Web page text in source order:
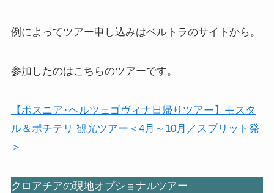
例によってツアー申し込みはベルトラのサイトから。
参加したのはこちらのツアーです。
【ボスニア･ヘルツェゴヴィナ日帰りツアー】モスタ
ル＆ポチテリ 観光ツアー＜4月～10月／スプリット発
＞
クロアチアの現地オプショナルツアー